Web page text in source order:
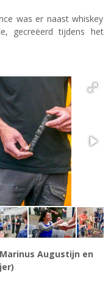
was er naast whiskey
gecreëerd tijdens het
Augustijn en